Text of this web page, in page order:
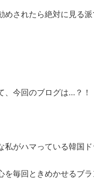
めされたら絶対に見る派
、今回のブログは…？！
私がハマっている韓国ド
を毎回ときめかせるブラ